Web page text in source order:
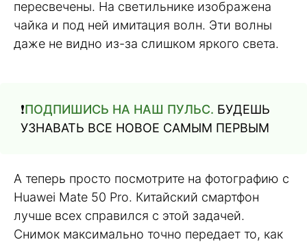
пересвечены. На светильнике изображена
чайка и под ней имитация волн. Эти волны
даже не видно из-за слишком яркого света.
❗️ПОДПИШИСЬ НА НАШ ПУЛЬС. БУДЕШЬ
УЗНАВАТЬ ВСЕ НОВОЕ САМЫМ ПЕРВЫМ
А теперь просто посмотрите на фотографию с
Huawei Mate 50 Pro. Китайский смартфон
лучше всех справился с этой задачей.
Снимок максимально точно передает то, как